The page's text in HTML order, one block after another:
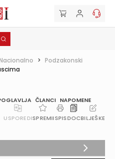
> Podzakonski
ČLANCI NAPOMENE
USPOREDISPREMIISPISDOCBILJEŠKE